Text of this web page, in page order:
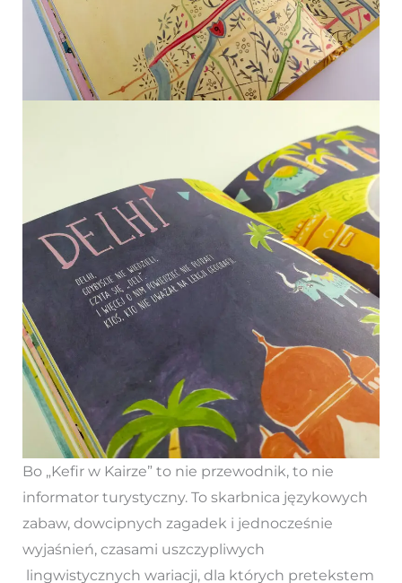
Bo „Kefir w Kairze” to nie przewodnik, to nie
informator turystyczny. To skarbnica językowych
zabaw, dowcipnych zagadek i jednocześnie
wyjaśnień, czasami uszczypliwych
lingwistycznych wariacji, dla których pretekstem